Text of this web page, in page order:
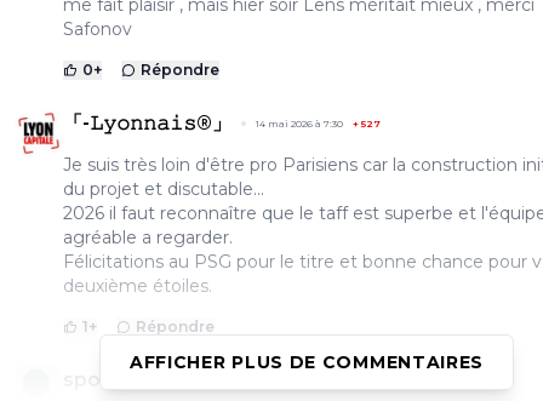
me fait plaisir , mais hier soir Lens méritait mieux , merci
Safonov
0+ Répondre
「-𝙻𝚢𝚘𝚗𝚗𝚊𝚒𝚜®」 14 mai 2026 à 7:30 +527
Je suis très loin d'être pro Parisiens car la construction
du projet et discutable...
2026 il faut reconnaître que le taff est superbe et
agréable a regarder.
Félicitations au PSG pour le titre et bonne chance pour
deuxième étoiles.
1+ Répondre
AFFICHER PLUS DE COMMENTAIRES